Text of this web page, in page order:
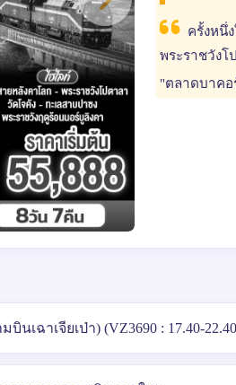
ครั้งหนึ่
พระราชวัง
"ตลาดบาคอ
เฉาเจียเป่า) (VZ3690 : 17.40-